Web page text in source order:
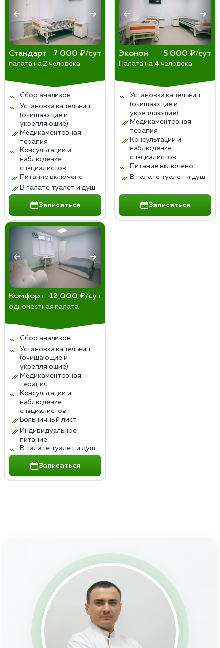
административную, гражданско-правовую или
уголовную ответственность в соответствии с
законом.
Стандарт 7 000 ₽/сут
палата на 2 человека
Сбор анализов
Установка капельниц
(очищающие и
укрепляющие)
Медикаментозная
терапия
Консультации и
наблюдение
специалистов
Питание включено
В палате туалет и душ
Записаться
Эконом 5 000 ₽/сут
Палата на 4 человека
Установка капельниц
(очищающие и
укрепляющие)
Медикаментозная
терапия
Консультации и
наблюдение
специалистов
Питание включено
В палате туалет и душ
Записаться
Комфорт 12 000 ₽/сут
одноместная палата
Сбор анализов
Установка капельниц
(очищающие и
укрепляющие)
Медикаментозная
терапия
Консультации и
наблюдение
специалистов
Больничный лист
Индивидуальное
питание
В палате туалет и душ
Записаться